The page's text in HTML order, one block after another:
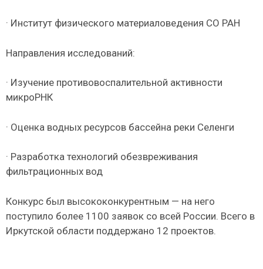
· Институт физического материаловедения СО РАН
Направления исследований:
· Изучение противовоспалительной активности
микроРНК
· Оценка водных ресурсов бассейна реки Селенги
· Разработка технологий обезвреживания
фильтрационных вод
Конкурс был высококонкурентным — на него
поступило более 1100 заявок со всей России. Всего в
Иркутской области поддержано 12 проектов.